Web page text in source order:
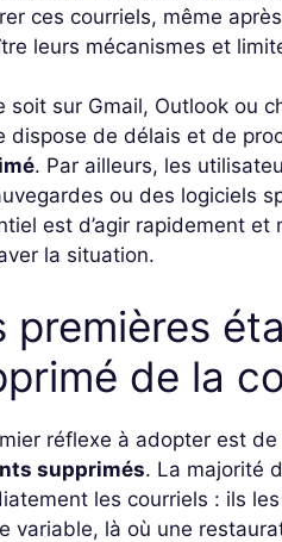
ces courriels, même
leurs mécanismes et
soit sur Gmail, Outlook ou
dispose de délais et de
. Par ailleurs, les
ou des logiciels
est d’agir rapidement
la situation.
premières
de la
réflexe à adopter est
supprimés. La majorité
les courriels : ils
variable, là où une